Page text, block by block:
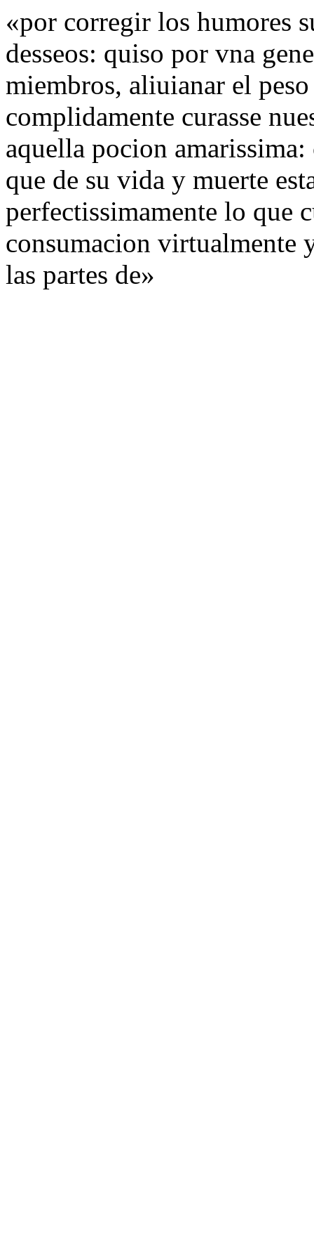
«por corregir los humores
desseos: quiso por vna
miembros, aliuianar el
complidamente curasse
aquella pocion
que de su vida y muerte
perfectissimamente lo que
consumacion virtualmente
las partes de»